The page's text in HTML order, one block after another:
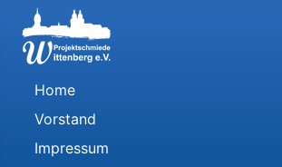
Home
Vorstand
Impressum